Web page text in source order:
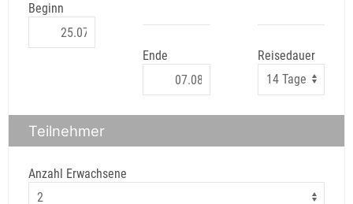
Beginn
Ende Reisedauer
Teilnehmer
Anzahl Erwachsene